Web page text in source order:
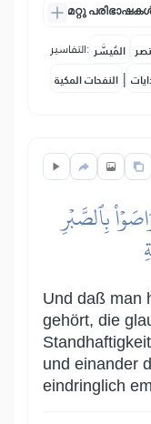
മറ്റു
التفاسير: المُيسَّر
النفحات المكية |
بِٱلصَّبۡرِ
Und daß man
gehört, die
und einander
eindringlich